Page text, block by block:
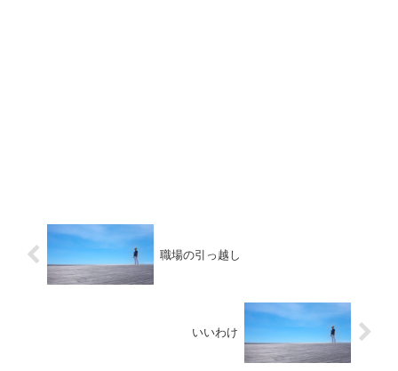
職場の引っ越し
いいわけ